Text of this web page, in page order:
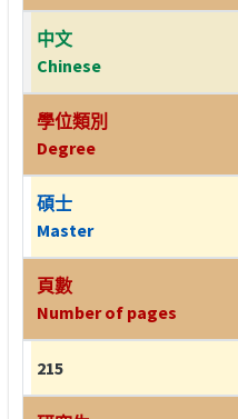
中文
Chinese
學位類別
Degree
碩士
Master
頁數
Number of pages
215